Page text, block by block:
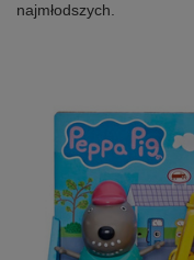
najmłodszych.